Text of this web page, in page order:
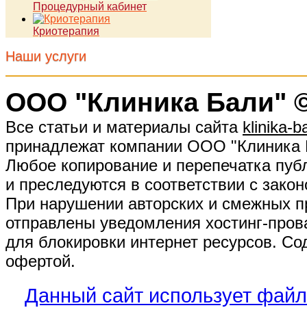
Процедурный кабинет
Криотерапия
Наши услуги
ООО "Клиника Бали"
Все статьи и материалы сайта klinika-
принадлежат компании ООО "Клиника
Любое копирование и перепечатка
и преследуются в соответствии с
При нарушении авторских и смежных
отправлены уведомления хостинг-
для блокировки интернет ресурсов.
офертой.
Данный сайт использует